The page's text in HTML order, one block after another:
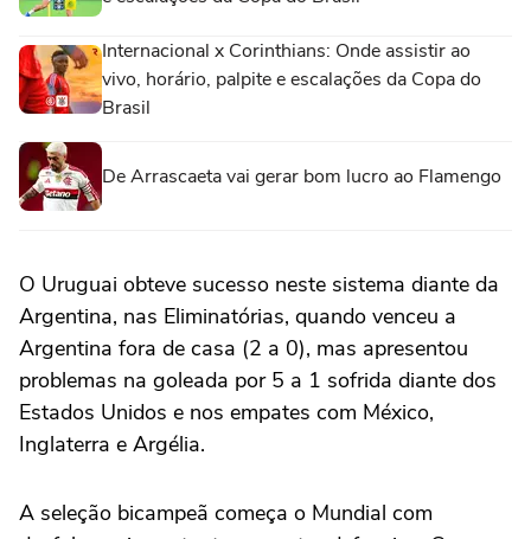
Internacional x Corinthians: Onde assistir ao
vivo, horário, palpite e escalações da Copa do
Brasil
De Arrascaeta vai gerar bom lucro ao Flamengo
O Uruguai obteve sucesso neste sistema diante da
Argentina, nas Eliminatórias, quando venceu a
Argentina fora de casa (2 a 0), mas apresentou
problemas na goleada por 5 a 1 sofrida diante dos
Estados Unidos e nos empates com México,
Inglaterra e Argélia.
A seleção bicampeã começa o Mundial com